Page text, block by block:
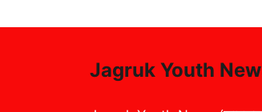
Jagruk Youth